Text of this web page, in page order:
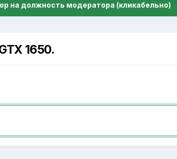
на должность модератора (кликабельно)
1650.